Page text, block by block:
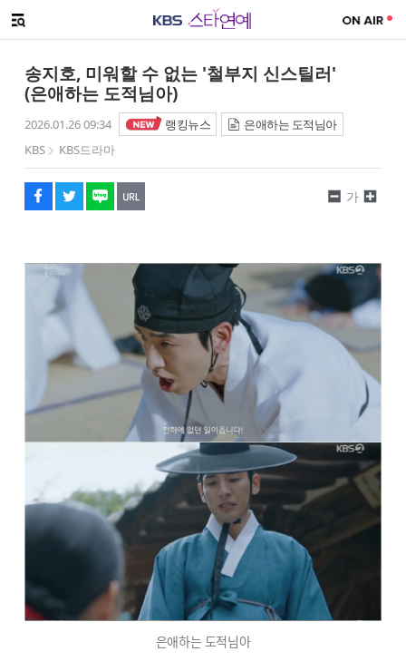
메뉴 열기
송지호, 미워할 수 없는 '철부지 신스틸러'
(은애하는 도적님아)
2026.01.26 09:34 랭킹뉴스
은애하는 도적님아
KBS
KBS드라마
페이스북
트위터
네이버
URL복사
글씨 작게보기
가
글씨 크게보기
은애하는 도적님아